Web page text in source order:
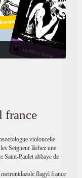
france
violoncelle
Seigneur lâchez une
Saint-Paulet abbaye de
flagyl france